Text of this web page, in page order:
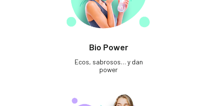
Bio Power
Ecos, sabrosos… y dan
power